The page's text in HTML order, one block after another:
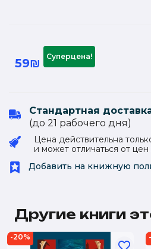
59₪ Суперцена!
Стандартная
(до 21 рабочего дня)
Цена действительна
и может отличаться от
Добавить на книжную
Другие книги
-20%